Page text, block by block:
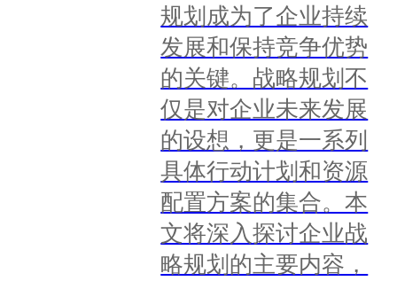
规划成为了企业持续
发展和保持竞争优势
的关键。战略规划不
仅是对企业未来发展
的设想，更是一系列
具体行动计划和资源
配置方案的集合。本
文将深入探讨企业战
略规划的主要内容，